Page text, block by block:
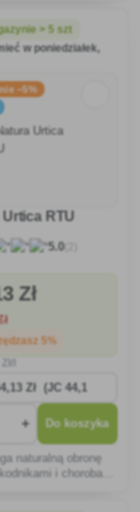
przed
prawdziwym i
wiciokrzewu przed
> 5 szt
w poniedziałek,
−5%
RTU
5.0(2)
Zł
5%
+ Do koszyka
naturalną obronę
i chorobami